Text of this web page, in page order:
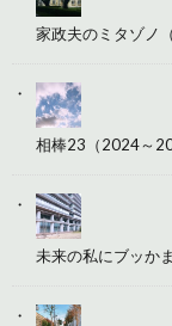
家政夫のミタゾノ
相棒23（2024～
未来の私にブッか